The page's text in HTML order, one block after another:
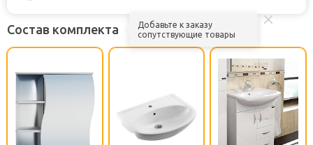
Состав комплекта
Добавьте к заказу
сопутствующие товары